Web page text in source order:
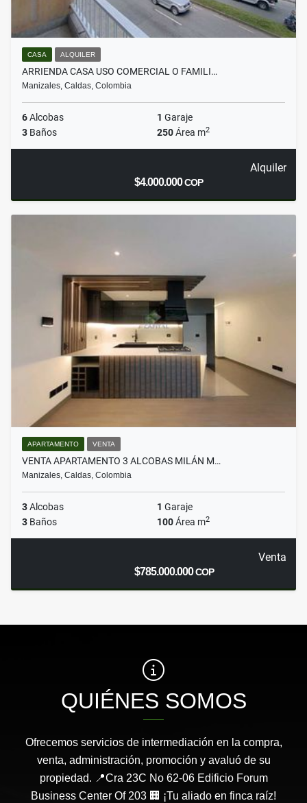
CASA ALQUILER
ARRIENDA CASA USO COMERCIAL O FAMILI…
Manizales, Caldas, Colombia
6Alcobas 1 Garaje
3 Baños 250Área m2
Alquiler
$4.000.000COP
APARTAMENTO VENTA
VENTA APARTAMENTO 3 ALCOBAS MILÁN M…
Manizales, Caldas, Colombia
3Alcobas 1 Garaje
3 Baños 100Área m2
Venta
$785.000.000COP
QUIÉNES SOMOS
Ofrecemos servicios de intermediación en la compra,
venta, administración, promoción y avaluó de su
propiedad. 📍Cra 23C No 62-06 Edificio Forum
Business Center Of 203 🏢 ¡Tu aliado en finca raíz!